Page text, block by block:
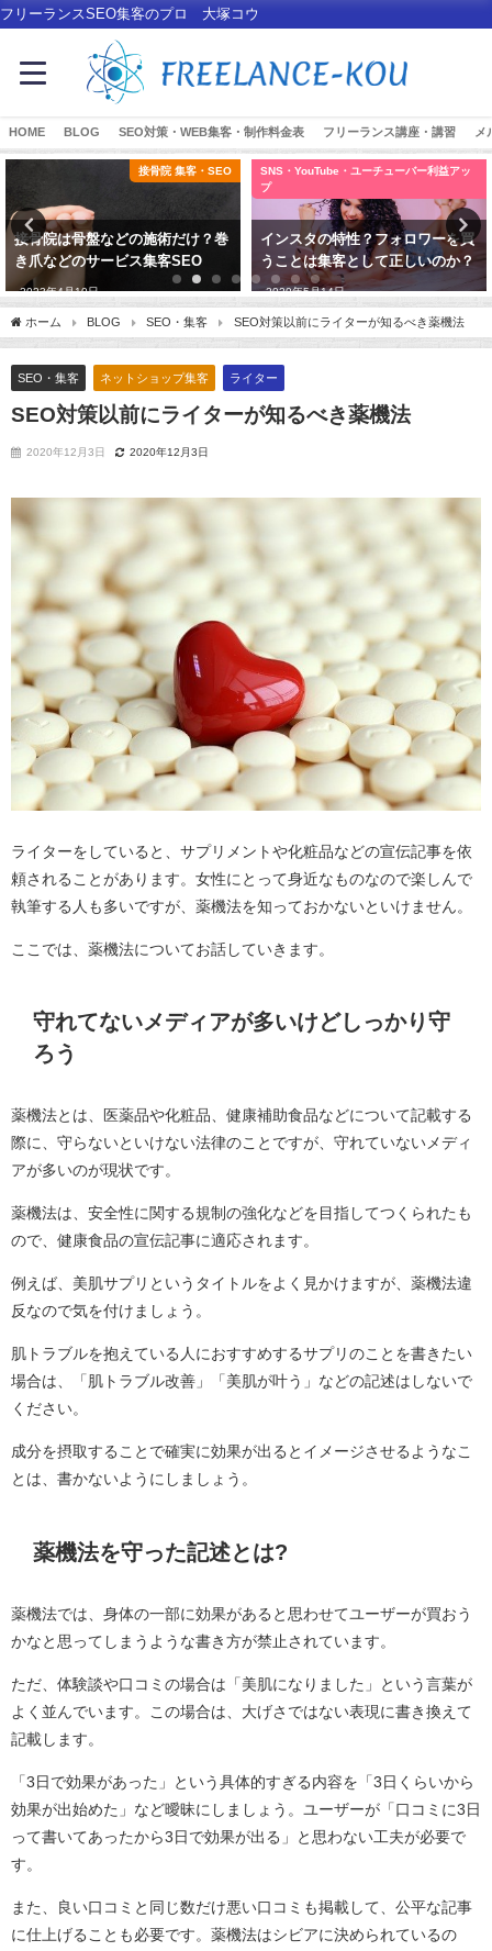
フリーランスSEO集客のプロ 大塚コウ
HOME BLOG SEO対策・WEB集客・制作料金表 フリーランス講座・講習 メ
接骨院 集客・SEO
接骨院は骨盤などの施術だけ？巻
き爪などのサービス集客SEO
2023年4月10日
SNS・YouTube・ユーチューバー利益アッ
プ
インスタの特性？フォロワーを買
うことは集客として正しいのか？
2020年5月14日
ホーム BLOG SEO・集客 SEO対策以前にライターが知るべき薬機法
SEO・集客 ネットショップ集客 ライター
SEO対策以前にライターが知るべき薬機法
2020年12月3日 2020年12月3日
ライターをしていると、サプリメントや化粧品などの宣伝記事を依
頼されることがあります。女性にとって身近なものなので楽しんで
執筆する人も多いですが、薬機法を知っておかないといけません。
ここでは、薬機法についてお話していきます。
守れてないメディアが多いけどしっかり守
ろう
薬機法とは、医薬品や化粧品、健康補助食品などについて記載する
際に、守らないといけない法律のことですが、守れていないメディ
アが多いのが現状です。
薬機法は、安全性に関する規制の強化などを目指してつくられたも
ので、健康食品の宣伝記事に適応されます。
例えば、美肌サプリというタイトルをよく見かけますが、薬機法違
反なので気を付けましょう。
肌トラブルを抱えている人におすすめするサプリのことを書きたい
場合は、「肌トラブル改善」「美肌が叶う」などの記述はしないで
ください。
成分を摂取することで確実に効果が出るとイメージさせるようなこ
とは、書かないようにしましょう。
薬機法を守った記述とは?
薬機法では、身体の一部に効果があると思わせてユーザーが買おう
かなと思ってしまうような書き方が禁止されています。
ただ、体験談や口コミの場合は「美肌になりました」という言葉が
よく並んでいます。この場合は、大げさではない表現に書き換えて
記載します。
「3日で効果があった」という具体的すぎる内容を「3日くらいから
効果が出始めた」など曖昧にしましょう。ユーザーが「口コミに3日
って書いてあったから3日で効果が出る」と思わない工夫が必要で
す。
また、良い口コミと同じ数だけ悪い口コミも掲載して、公平な記事
に仕上げることも必要です。薬機法はシビアに決められているの